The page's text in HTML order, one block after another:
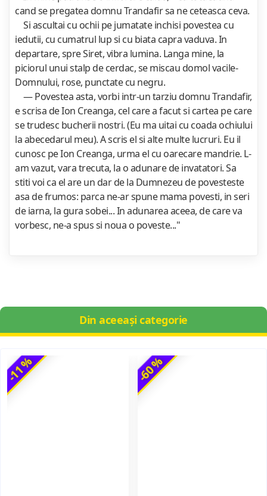
cand se pregatea domnu Trandafir sa ne ceteasca ceva.
Si ascultai cu ochii pe jumatate inchisi povestea cu
iedutii, cu cumatrul lup si cu biata capra vaduva. In
departare, spre Siret, vibra lumina. Langa mine, la
piciorul unui stalp de cerdac, se miscau domol vacile-
Domnului, rose, punctate cu negru.
— Povestea asta, vorbi intr-un tarziu domnu Trandafir,
e scrisa de Ion Creanga, cel care a facut si cartea pe care
se trudesc bucherii nostri. (Eu ma uitai cu coada ochiului
la abecedarul meu). A scris el si alte multe lucruri. Eu il
cunosc pe Ion Creanga, urma el cu oarecare mandrie. L-
am vazut, vara trecuta, la o adunare de invatatori. Sa
stiti voi ca el are un dar de la Dumnezeu de povesteste
asa de frumos: parca ne-ar spune mama povesti, in seri
de iarna, la gura sobei... In adunarea aceea, de care va
vorbesc, ne-a spus si noua o poveste..."
Din aceeași categorie
-11 % -60 %